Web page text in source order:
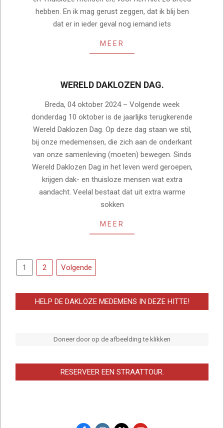
hebben. En ik mag gerust zeggen, dat ik blij ben
dat er in ieder geval nog iemand iets
MEER
WERELD DAKLOZEN DAG.
04
Breda, 04 oktober 2024 – Volgende week
donderdag 10 oktober is de jaarlijks terugkerende
Wereld Daklozen Dag. Op deze dag staan we stil,
bij onze medemensen, die zich aan de onderkant
van onze samenleving (moeten) bewegen. Sinds
Wereld Daklozen Dag in het leven werd geroepen,
krijgen dak- en thuisloze mensen wat extra
aandacht. Veelal bestaat dat uit extra warme
sokken
MEER
BERICHTEN
1 2 Volgende
HELP DE DAKLOZE MEDEMENS IN DEZE HITTE!
Doneer door op de afbeelding te klikken
RESERVEER EEN STRAATTOUR.